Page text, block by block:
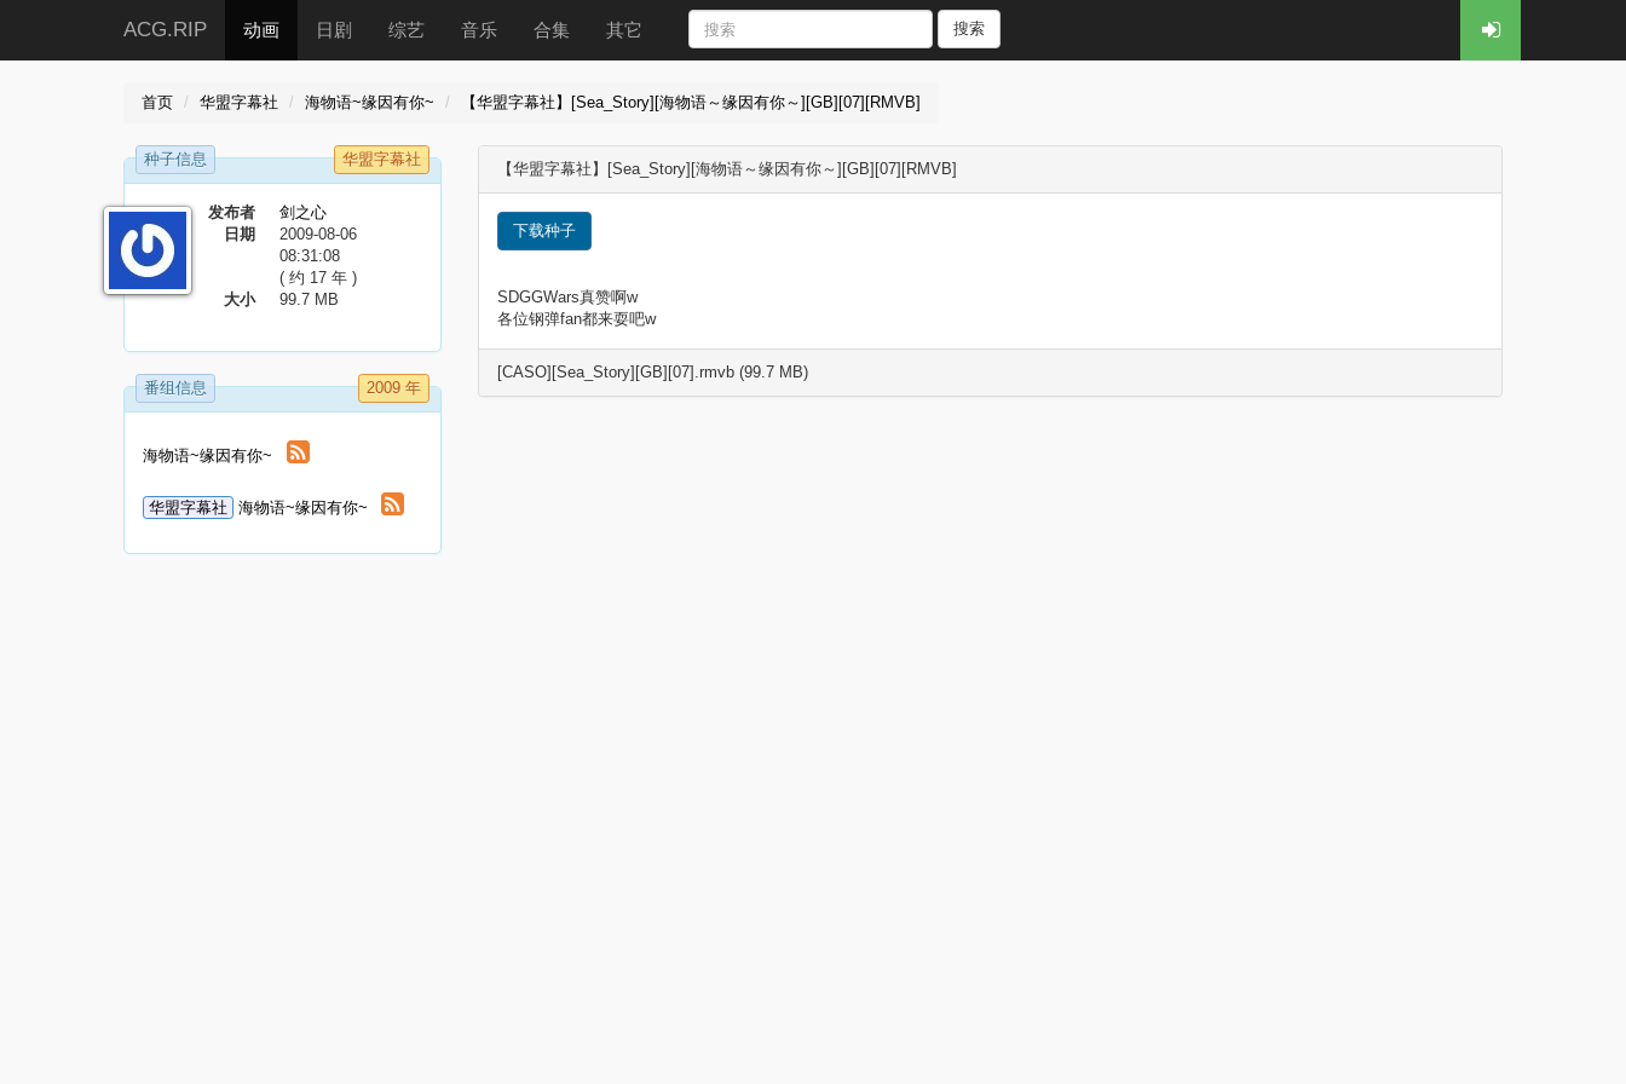
ACG.RIP 动画 日剧 综艺 音乐 合集 其它 搜索
首页 华盟字幕社 海物语~缘因有你~ 【华盟字幕社】[Sea_Story][海物语～缘因有你～][GB][07][RMVB]
种子信息 华盟字幕社
发布者
剑之心
日期
2009-08-06
08:31:08
( 约 17 年 )
大小
99.7 MB
番组信息 2009 年
海物语~缘因有你~
华盟字幕社 海物语~缘因有你~
【华盟字幕社】[Sea_Story][海物语～缘因有你～][GB][07][RMVB]
下载种子
SDGGWars真赞啊w
各位钢弹fan都来耍吧w
[CASO][Sea_Story][GB][07].rmvb (99.7 MB)